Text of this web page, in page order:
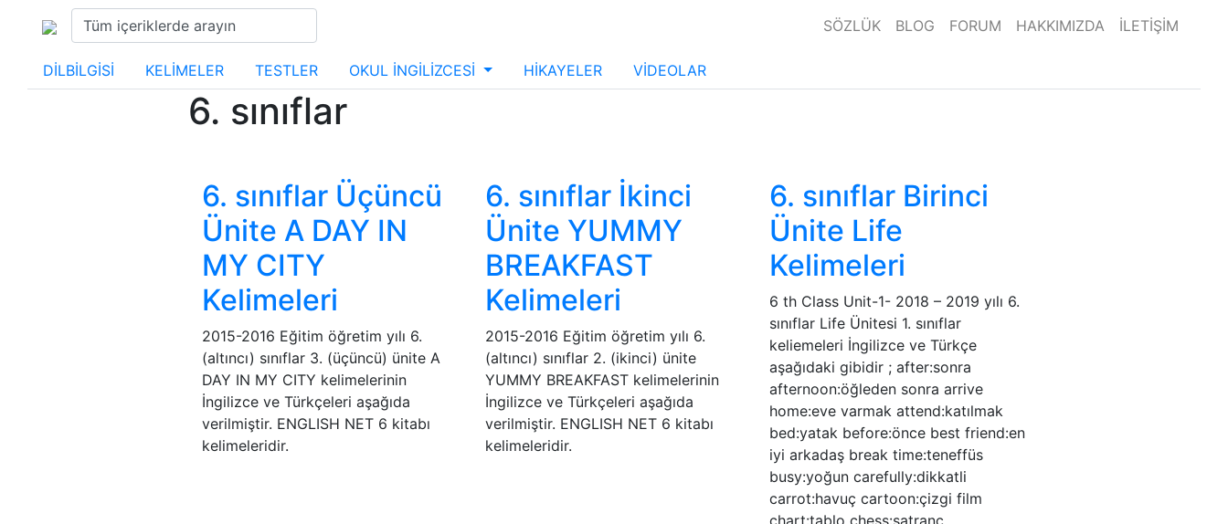
SÖZLÜK BLOG FORUM HAKKIMIZDA İLETİŞİM
DİLBİLGİSİ KELİMELER TESTLER OKUL İNGİLİZCESİ HİKAYELER VİDEOLAR
6. sınıflar
6. sınıflar Üçüncü
Ünite A DAY IN
MY CITY
Kelimeleri
2015-2016 Eğitim öğretim yılı 6.
(altıncı) sınıflar 3. (üçüncü) ünite A
DAY IN MY CITY kelimelerinin
İngilizce ve Türkçeleri aşağıda
verilmiştir. ENGLISH NET 6 kitabı
kelimeleridir.
6. sınıflar İkinci
Ünite YUMMY
BREAKFAST
Kelimeleri
2015-2016 Eğitim öğretim yılı 6.
(altıncı) sınıflar 2. (ikinci) ünite
YUMMY BREAKFAST kelimelerinin
İngilizce ve Türkçeleri aşağıda
verilmiştir. ENGLISH NET 6 kitabı
kelimeleridir.
6. sınıflar Birinci
Ünite Life
Kelimeleri
6 th Class Unit-1- 2018 – 2019 yılı 6.
sınıflar Life Ünitesi 1. sınıflar
keliemeleri İngilizce ve Türkçe
aşağıdaki gibidir ; after:sonra
afternoon:öğleden sonra arrive
home:eve varmak attend:katılmak
bed:yatak before:önce best friend:en
iyi arkadaş break time:teneffüs
busy:yoğun carefully:dikkatli
carrot:havuç cartoon:çizgi film
chart:tablo chess:satranç